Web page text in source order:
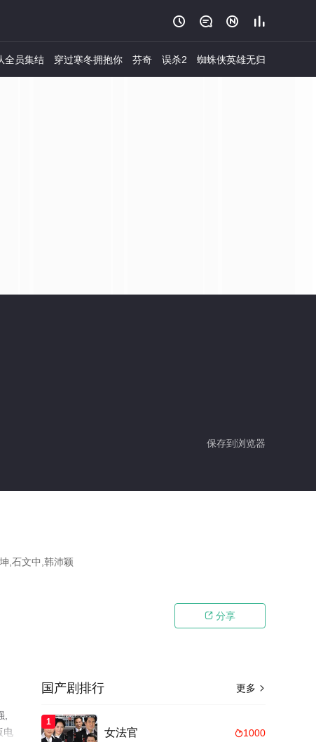
   
全员集结 穿过寒冬拥抱你 芬奇 误杀2 蜘蛛侠英雄无归
保存到浏览器
,石文中,韩沛颖
 分享
电
更多 
国产剧排行
1
1000
女法官